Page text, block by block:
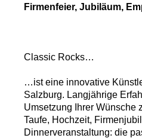
Firmenfeier, Jubiläum,
Classic Rocks…
…ist eine innovative
Salzburg. Langjährige
Umsetzung Ihrer Wünsche
Taufe, Hochzeit,
Dinnerveranstaltung: die